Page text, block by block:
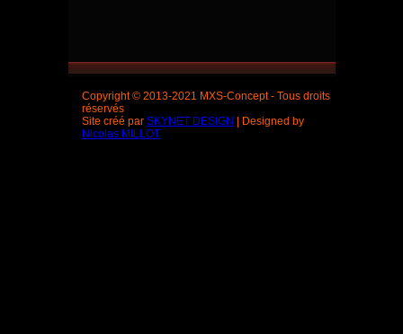
Copyright © 2013-2021 MXS-Concept - Tous droits
réservés
Site créé par SKYNET DESIGN
| Designed by
Nicolas MILLOT